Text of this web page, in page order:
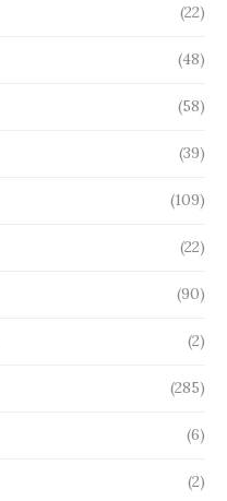
(22)
(48)
(58)
(39)
(109)
(22)
(90)
(2)
(285)
(6)
(2)